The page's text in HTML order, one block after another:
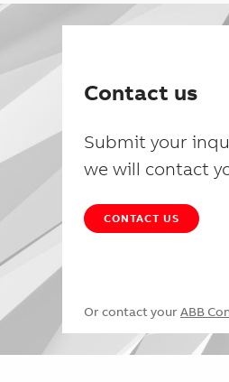
Contact us
Submit your
we will contact
CONTACT US
Or contact your ABB